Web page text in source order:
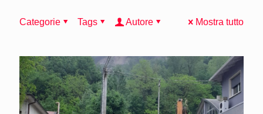
Categorie Tags Autore Mostra tutto